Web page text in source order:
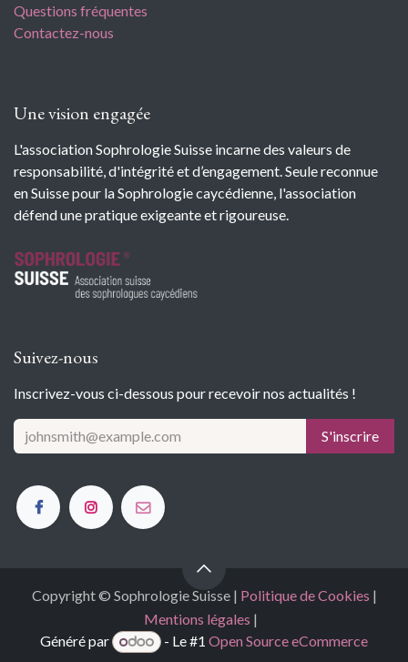
Questions fréquentes
Contactez-nous
Une vision engagée
L'association Sophrologie Suisse incarne des valeurs de
responsabilité, d'intégrité et d’engagement. Seule reconnue
en Suisse pour la Sophrologie caycédienne, l'association
défend une pratique exigeante et rigoureuse.
Suivez-nous
Inscrivez-vous ci-dessous pour recevoir nos actualités !
S'inscrire
Copyright © Sophrologie Suisse | Politique de Cookies |
Mentions légales |
Généré par
- Le #1Open Source eCommerce